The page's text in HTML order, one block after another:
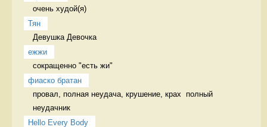
очень худой(я)
Тян
Девушка Девочка
ежжи
сокращенно "есть жи"
фиаско братан
провал, полная неудача, крушение, крах  полный
неудачник
Hello Every Body